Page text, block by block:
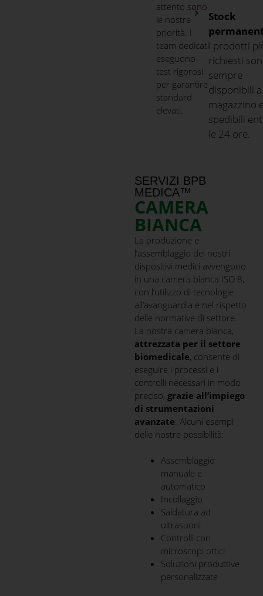
attento sono
le nostre
priorità. I
team dedicati
eseguono
test rigorosi
per garantire
standard
elevati.
Stock
I prodotti
richiesti
sempre
disponibili a
magazzino
spedibili
le 24 ore.
SERVIZI BPB
MEDICA™
CAMERA
BIANCA
La produzione e
l’assemblaggio dei nostri
dispositivi medici avvengono
in una camera bianca ISO 8,
con l’utilizzo di tecnologie
all’avanguardia e nel rispetto
delle normative di settore.
La nostra camera bianca,
attrezzata per il settore
biomedicale, consente di
eseguire i processi e i
controlli necessari in modo
preciso, grazie all’impiego
di strumentazioni
avanzate . Alcuni esempi
delle nostre possibilità:
Assemblaggio
manuale e
automatico
Incollaggio
Saldatura ad
ultrasuoni
Controlli con
microscopi ottici
Soluzioni produttive
personalizzate